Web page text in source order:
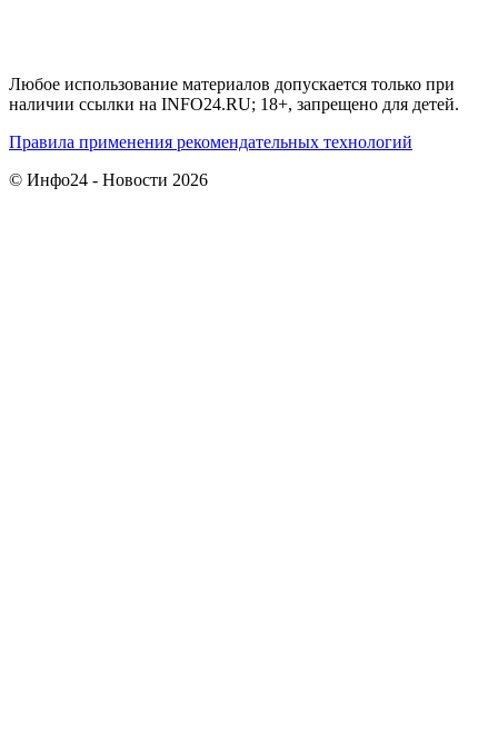
Любое использование материалов допускается только при
наличии ссылки на INFO24.RU; 18+, запрещено для детей.
Правила применения рекомендательных технологий
© Инфо24 - Новости 2026